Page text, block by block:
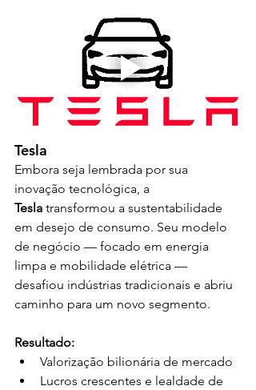
Tesla
Embora seja lembrada por sua
inovação tecnológica, a
Tesla transformou a sustentabilidade
em desejo de consumo. Seu modelo
de negócio — focado em energia
limpa e mobilidade elétrica —
desafiou indústrias tradicionais e abriu
caminho para um novo segmento.
Resultado:
Valorização bilionária de mercado
Lucros crescentes e lealdade de